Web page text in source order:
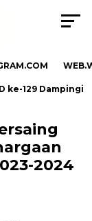
129 Dampingi
2024